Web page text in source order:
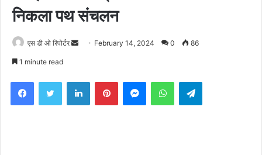
निकला पथ संचलन
एस डी ओ रिपोर्टर
Send February 14, 2024 0 86
1 minute read
FacebookTwitter LinkedInPinterestMessengerWhatsAppTelegram